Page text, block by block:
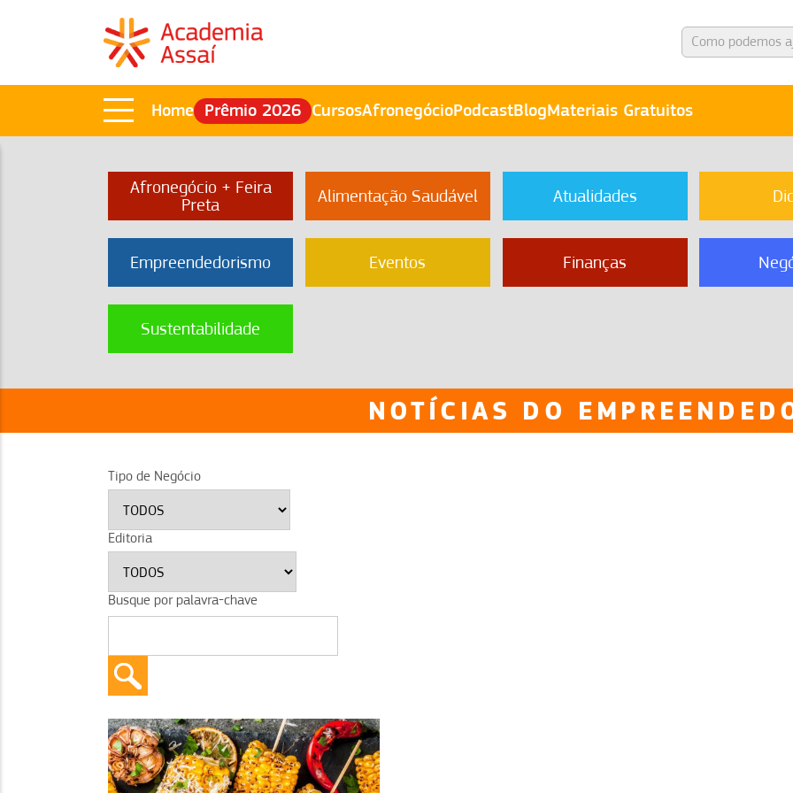
Home Prêmio 2026 CursosAfronegócioPodcastBlogMateriais Gratuitos
Afronegócio + Feira
Preta
Alimentação Saudável Atualidades
Empreendedorismo Eventos Finanças
Sustentabilidade
NOTÍCIAS DO
Tipo de Negócio
Editoria
Busque por palavra-chave